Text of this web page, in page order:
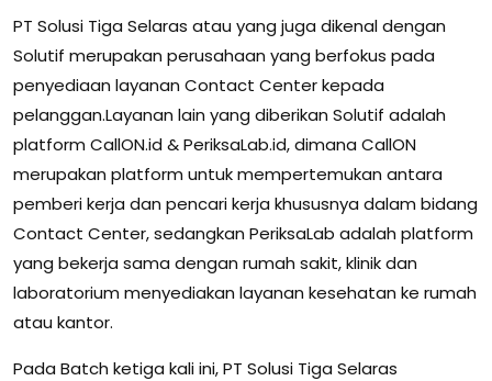
PT Solusi Tiga Selaras atau yang juga dikenal dengan
Solutif merupakan perusahaan yang berfokus pada
penyediaan layanan Contact Center kepada
pelanggan.Layanan lain yang diberikan Solutif adalah
platform CallON.id & PeriksaLab.id, dimana CallON
merupakan platform untuk mempertemukan antara
pemberi kerja dan pencari kerja khususnya dalam bidang
Contact Center, sedangkan PeriksaLab adalah platform
yang bekerja sama dengan rumah sakit, klinik dan
laboratorium menyediakan layanan kesehatan ke rumah
atau kantor.
Pada Batch ketiga kali ini, PT Solusi Tiga Selaras